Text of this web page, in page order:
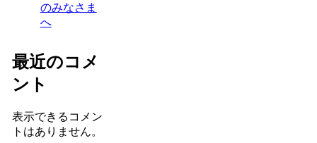
のみなさま
へ
最近のコメ
ント
表示できるコメン
トはありません。